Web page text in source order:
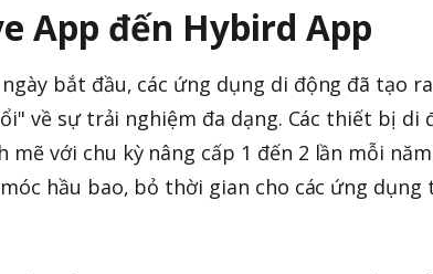
App đến Hybird App
bắt đầu, các ứng dụng di động đã tạo
về sự trải nghiệm đa dạng. Các thiết bị di
mẽ với chu kỳ nâng cấp 1 đến 2 lần mỗi
hầu bao, bỏ thời gian cho các ứng dụng